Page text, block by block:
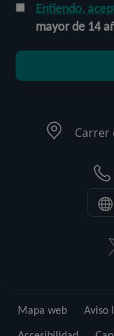
Entiendo,
mayor de 14
Carrer
Mapa web Aviso